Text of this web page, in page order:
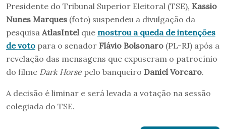
Presidente do Tribunal Superior Eleitoral (TSE), Kassio
Nunes Marques (foto) suspendeu a divulgação da
pesquisa AtlasIntel que mostrou a queda de intenções
de voto para o senador Flávio Bolsonaro (PL-RJ) após a
revelação das mensagens que expuseram o patrocínio
do filme Dark Horsepelo banqueiro Daniel Vorcaro.
A decisão é liminar e será levada a votação na sessão
colegiada do TSE.